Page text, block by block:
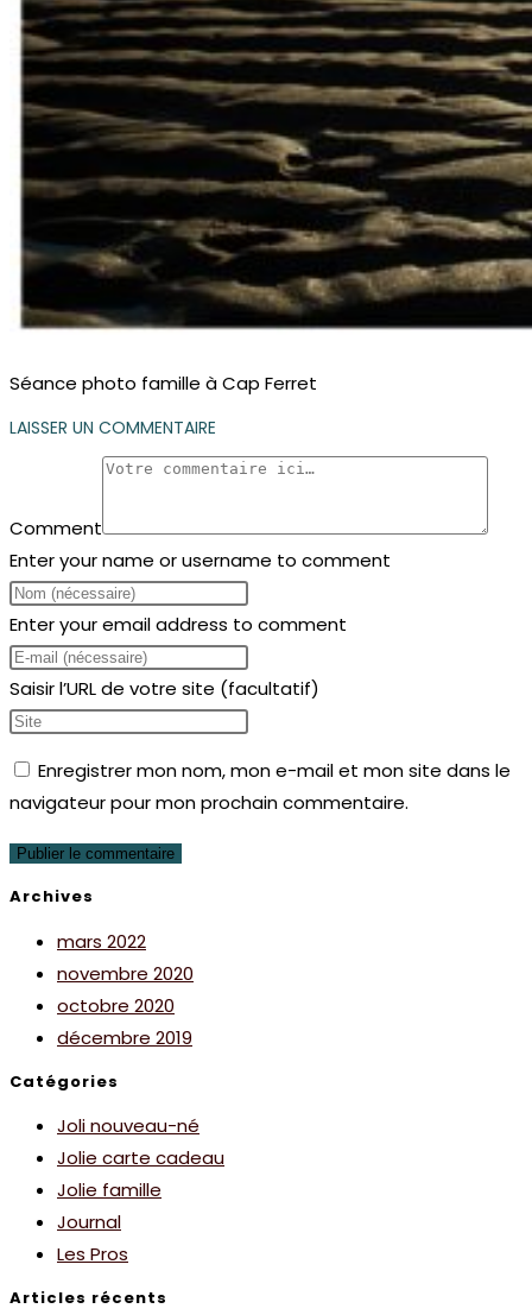
Séance photo famille à Cap Ferret
LAISSER UN COMMENTAIRE
Comment
Enter your name or username to comment
Enter your email address to comment
Saisir l’URL de votre site (facultatif)
Enregistrer mon nom, mon e-mail et mon site dans le
navigateur pour mon prochain commentaire.
Archives
mars 2022
novembre 2020
octobre 2020
décembre 2019
Catégories
Joli nouveau-né
Jolie carte cadeau
Jolie famille
Journal
Les Pros
Articles récents